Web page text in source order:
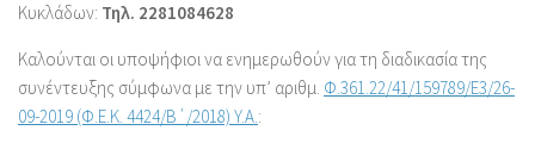
Κυκλάδων: Τηλ. 2281084628
Καλούνται οι υποψήφιοι να ενημερωθούν για τη διαδικασία της
συνέντευξης σύμφωνα με την υπ’ αριθμ. Φ.361.22/41/159789/Ε3/26-
09-2019 (Φ.Ε.Κ. 4424/Β΄/2018) Y.A.: